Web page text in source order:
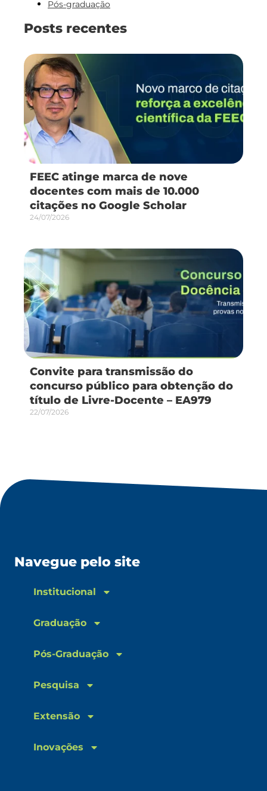
Pós-graduação
Posts recentes
FEEC atinge marca de nove
docentes com mais de 10.000
citações no Google Scholar
24/07/2026
Convite para transmissão do
concurso público para obtenção do
título de Livre-Docente – EA979
22/07/2026
Navegue pelo site
Institucional
Graduação
Pós-Graduação
Pesquisa
Extensão
Inovações